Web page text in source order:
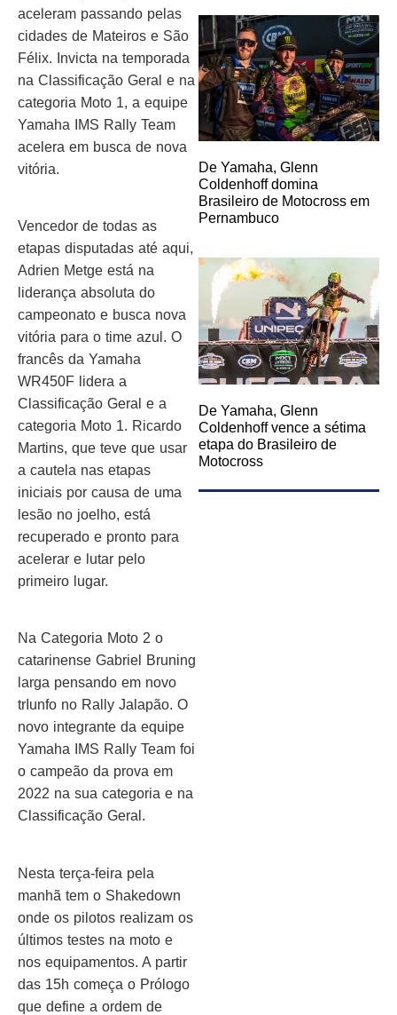
aceleram passando pelas
cidades de Mateiros e São
Félix. Invicta na temporada
na Classificação Geral e na
categoria Moto 1, a equipe
Yamaha IMS Rally Team
acelera em busca de nova
vitória.
Vencedor de todas as
etapas disputadas até aqui,
Adrien Metge está na
liderança absoluta do
campeonato e busca nova
vitória para o time azul. O
francês da Yamaha
WR450F lidera a
Classificação Geral e a
categoria Moto 1. Ricardo
Martins, que teve que usar
a cautela nas etapas
iniciais por causa de uma
lesão no joelho, está
recuperado e pronto para
acelerar e lutar pelo
primeiro lugar.
Na Categoria Moto 2 o
catarinense Gabriel Bruning
larga pensando em novo
trIunfo no Rally Jalapão. O
novo integrante da equipe
Yamaha IMS Rally Team foi
o campeão da prova em
2022 na sua categoria e na
Classificação Geral.
Nesta terça-feira pela
manhã tem o Shakedown
onde os pilotos realizam os
últimos testes na moto e
nos equipamentos. A partir
das 15h começa o Prólogo
que define a ordem de
De Yamaha, Glenn
Coldenhoff domina
Brasileiro de Motocross em
Pernambuco
De Yamaha, Glenn
Coldenhoff vence a sétima
etapa do Brasileiro de
Motocross